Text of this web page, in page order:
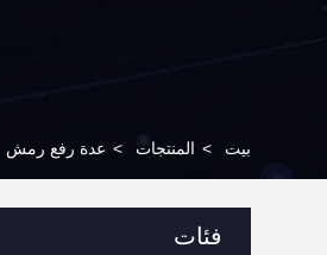
بيت > المنتجات > عدة رفع رمش
فئات